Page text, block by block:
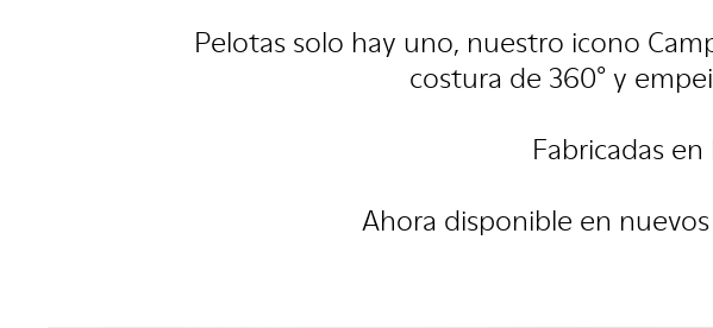
Pelotas solo hay uno, nuestro icono
costura de 360° y
Fabricadas
Ahora disponible en